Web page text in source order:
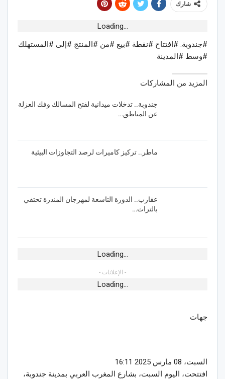
شارك
Loading...
#جندوبة. #افتتاح #نقطة #بيع #من #المنتج #إلى #المستهلك
#وسط #المدينة
المزيد من المشاركات
جندوبة.. تدخلات ميدانية لفتح المسالك وفك العزلة
عن المناطق…
ماطر.. تركيز كاميرات لرصد التجاوزات البيئية
عقارب.. الدورة التاسعة لمهرجان المندرة تحتفي
بالتراث…
Loading...
- الإعلانات -
Loading...
جهات
السبت، 08 مارس 2025 16:11
افتتحت، اليوم السبت، بشارع المغرب العربي بمدينة جندوبة،